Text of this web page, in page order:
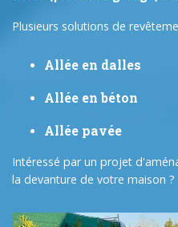
Plusieurs solutions de
Allée en dalles
Allée en béton
Allée pavée
Intéressé par un projet
la devanture de votre maison ?